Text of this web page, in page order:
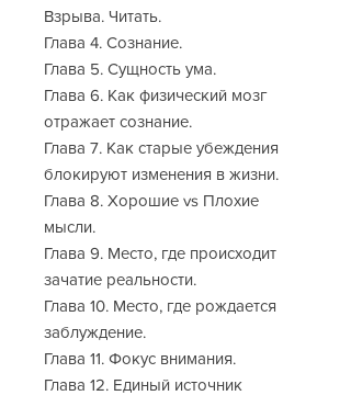
Взрыва. Читать.
Глава 4. Сознание.
Глава 5. Сущность ума.
Глава 6. Как физический мозг
отражает сознание.
Глава 7. Как старые убеждения
блокируют изменения в жизни.
Глава 8. Хорошие vs Плохие
мысли.
Глава 9. Место, где происходит
зачатие реальности.
Глава 10. Место, где рождается
заблуждение.
Глава 11. Фокус внимания.
Глава 12. Единый источник